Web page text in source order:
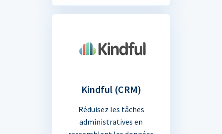
Kindful (CRM)
Réduisez les tâches
administratives en